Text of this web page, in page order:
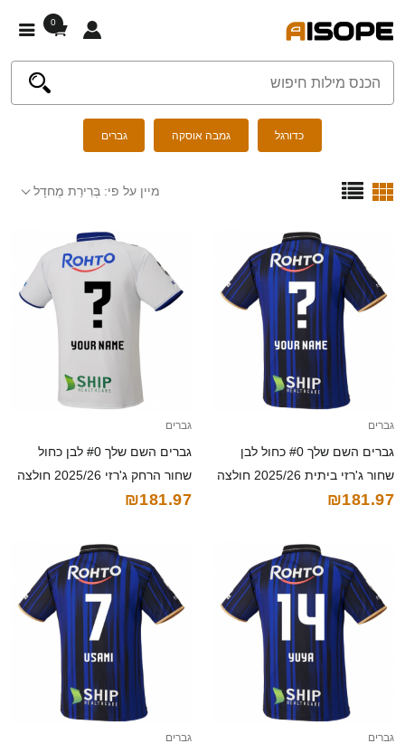
0
כדורגל גמבה אוסקה גברים
מיין על פי: בְּרִירַת מֶחדָל
גברים
גברים השם שלך #0 כחול לבן
שחור ג'רזי ביתית 2025/26 חולצה
קצרה
₪181.97
גברים
גברים השם שלך #0 לבן כחול
שחור הרחק ג'רזי 2025/26 חולצה
קצרה
₪181.97
גברים גברים